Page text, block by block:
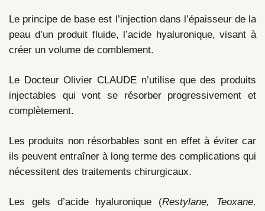
Le principe de base est l’injection dans l’épaisseur de la
peau d’un produit fluide, l’acide hyaluronique, visant à
créer un volume de comblement.
Le Docteur Olivier CLAUDE n’utilise que des produits
injectables qui vont se résorber progressivement et
complètement.
Les produits non résorbables sont en effet à éviter car
ils peuvent entraîner à long terme des complications qui
nécessitent des traitements chirurgicaux.
Les gels d’acide hyaluronique (Restylane, Teoxane,